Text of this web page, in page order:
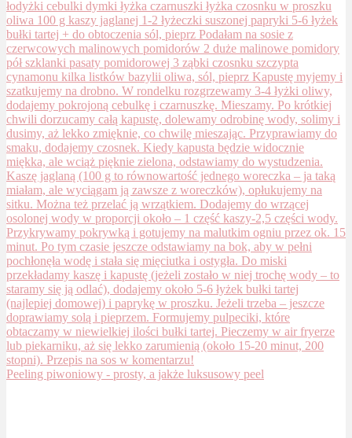
Peeling piwoniowy - prosty, a jakże luksusowy peel